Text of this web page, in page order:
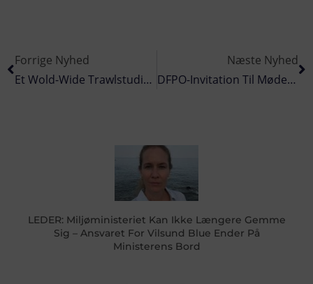
Forrige Nyhed
Et Wold-Wide Trawlstudie Giver Trawlfiskeriet »thumbs Up«
Næste Nyhed
DFPO-Invitation Til Møde Om Fremtiden’s Ålefiskeri I Danmark
LEDER: Miljøministeriet Kan Ikke Længere Gemme
Sig – Ansvaret For Vilsund Blue Ender På
Ministerens Bord